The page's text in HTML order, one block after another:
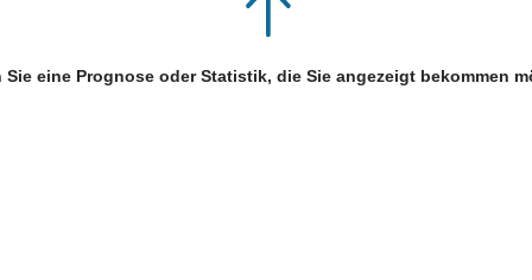
Sie eine Prognose oder Statistik, die Sie angezeigt bekommen